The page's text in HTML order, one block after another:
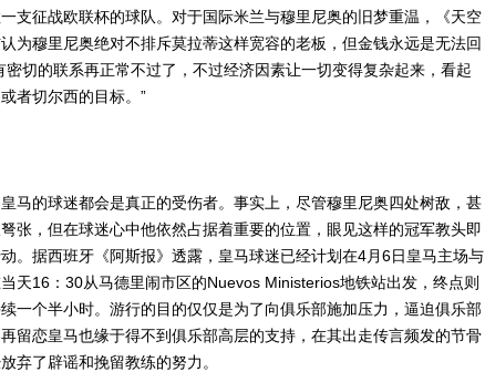
支征战欧联杯的球队。对于国际米兰与穆里尼奥的旧梦重温，《天空
为穆里尼奥绝对不排斥莫拉蒂这样宽容的老板，但金钱永远是无法回
切的联系再正常不过了，不过经济因素让一切变得复杂起来，看起
者切尔西的目标。”
的球迷都会是真正的受伤者。事实上，尽管穆里尼奥四处树敌，甚
张，但在球迷心中他依然占据着重要的位置，眼见这样的冠军教头即
。据西班牙《阿斯报》透露，皇马球迷已经计划在4月6日皇马主场与
天16：30从马德里闹市区的Nuevos Ministerios地铁站出发，终点则
一个半小时。游行的目的仅仅是为了向俱乐部施加压力，逼迫俱乐部
留恋皇马也缘于得不到俱乐部高层的支持，在其出走传言频发的节骨
弃了辟谣和挽留教练的努力。